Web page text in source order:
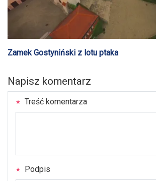
Zamek Gostyniński z lotu ptaka
Napisz komentarz
Treść komentarza
Podpis